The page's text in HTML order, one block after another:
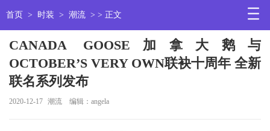
首页 > 时装 > 潮流 > > 正文
CANADA GOOSE加拿大鹅与
OCTOBER’S VERY OWN联袂十周年 全新
联名系列发布
2020-12-17 潮流 编辑：angela